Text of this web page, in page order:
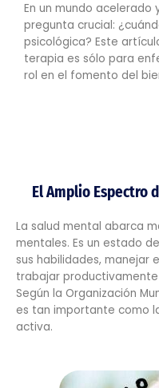
En un mundo acelerado
pregunta crucial:
psicológica? Este
terapia es sólo para
rol en el fomento del
El Amplio Espectro
La salud mental abarca
mentales. Es un estado
sus habilidades, manejar
trabajar
Según la Organización
es tan importante como
activa.